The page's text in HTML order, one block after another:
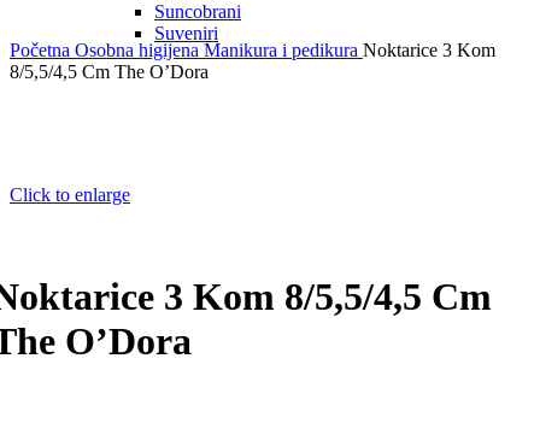
Suncobrani
Suveniri
Početna Osobna higijena Manikura i pedikura Noktarice 3 Kom
8/5,5/4,5 Cm The O’Dora
Click to enlarge
3 Kom 8/5,5/4,5 Cm
O’Dora